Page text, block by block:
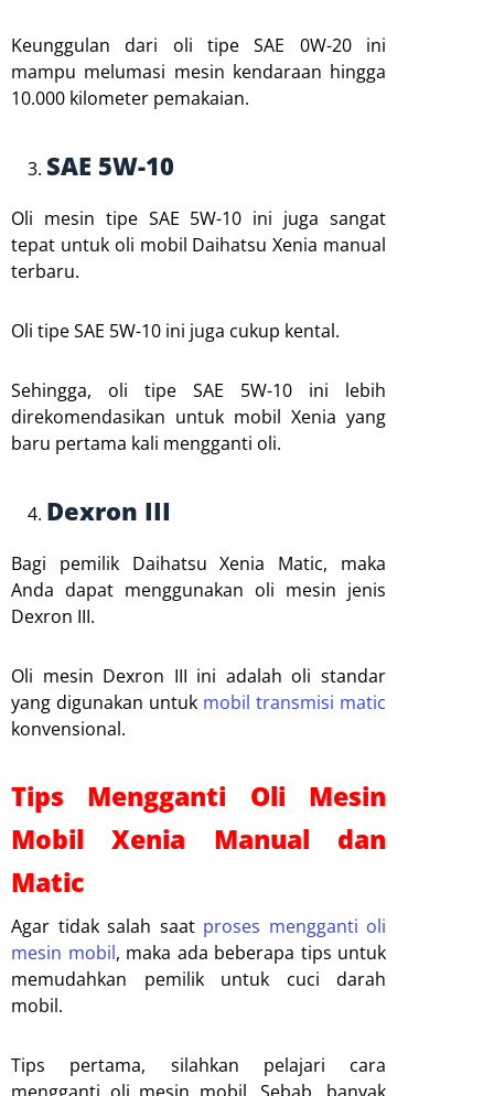
Keunggulan dari oli tipe SAE 0W-20 ini
mampu melumasi mesin kendaraan hingga
10.000 kilometer pemakaian.
SAE 5W-10
Oli mesin tipe SAE 5W-10 ini juga sangat
tepat untuk oli mobil Daihatsu Xenia manual
terbaru.
Oli tipe SAE 5W-10 ini juga cukup kental.
Sehingga, oli tipe SAE 5W-10 ini lebih
direkomendasikan untuk mobil Xenia yang
baru pertama kali mengganti oli.
Dexron III
Bagi pemilik Daihatsu Xenia Matic, maka
Anda dapat menggunakan oli mesin jenis
Dexron III.
Oli mesin Dexron III ini adalah oli standar
yang digunakan untuk mobil transmisi matic
konvensional.
Tips Mengganti Oli Mesin
Mobil Xenia Manual dan
Matic
Agar tidak salah saat proses mengganti oli
mesin mobil, maka ada beberapa tips untuk
memudahkan pemilik untuk cuci darah
mobil.
Tips pertama, silahkan pelajari cara